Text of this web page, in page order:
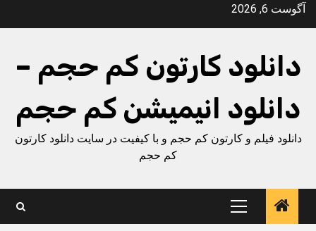
Skipآگوست 6, 2026
دانلود کارتون کم حجم –
دانلود انیمیشن کم حجم
دانلود فیلم و کارتون کم حجم و با کیفیت در سایت دانلود کارتون
کم حجم
Primary
Menu